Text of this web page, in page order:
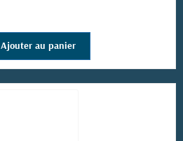
Ajouter au panier